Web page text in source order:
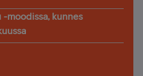
-moodissa, kunnes